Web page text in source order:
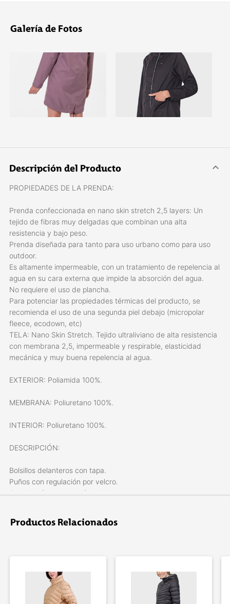
Galería de Fotos
Descripción del Producto
PROPIEDADES DE LA PRENDA:
Prenda confeccionada en nano skin stretch 2,5 layers: Un
tejido de fibras muy delgadas que combinan una alta
resistencia y bajo peso.
Prenda diseñada para tanto para uso urbano como para uso
outdoor.
Es altamente impermeable, con un tratamiento de repelencia al
agua en su cara externa que impide la absorción del agua.
No requiere el uso de plancha.
Para potenciar las propiedades térmicas del producto, se
recomienda el uso de una segunda piel debajo (micropolar
fleece, ecodown, etc)
TELA: Nano Skin Stretch. Tejido ultraliviano de alta resistencia
con membrana 2,5, impermeable y respirable, elasticidad
mecánica y muy buena repelencia al agua.
EXTERIOR: Poliamida 100%.
MEMBRANA: Poliuretano 100%.
INTERIOR: Poliuretano 100%.
DESCRIPCIÓN:
Bolsillos delanteros con tapa.
Puños con regulación por velcro.
Capucha fija con cordón de ajuste y tanca.
Productos Relacionados